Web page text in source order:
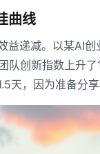
曲线
益递减。以某AI
队创新指数上升
天，因为准备分